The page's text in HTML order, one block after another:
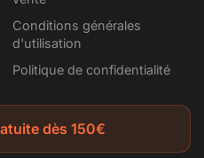
Conditions générales
d'utilisation
Politique de confidentialité
dès 150€